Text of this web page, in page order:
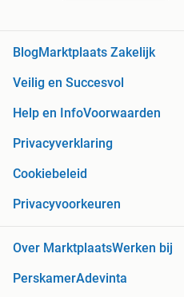
Blog Marktplaats Zakelijk
Veilig en Succesvol
Help en InfoVoorwaarden
Privacyverklaring
Cookiebeleid
Privacyvoorkeuren
Over MarktplaatsWerken bij
PerskamerAdevinta